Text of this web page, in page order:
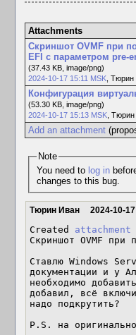
Attachments
Скриншот OVMF при
EFI с параметром pre-
(37.43 KB, image/png)
2024-10-17 15:11 MSK, Тюрин
Конфигурация
(53.30 KB, image/png)
2024-10-17 15:13 MSK, Тюрин
Add an attachment
Note
You need to log inbefore you can comment on or make
changes to this bug.
Тюрин Иван 2024-10-
Created attachment
Скриншот OVMF
Ставлю Windows
документации и у
необходимо
добавил, всё
надо подкрутить?
P.S. на